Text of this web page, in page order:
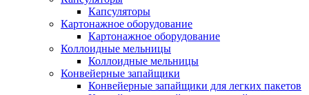
Капсуляторы
Картонажное оборудование
Картонажное оборудование
Коллоидные мельницы
Коллоидные мельницы
Конвейерные запайщики
Конвейерные запайщики для легких пакетов